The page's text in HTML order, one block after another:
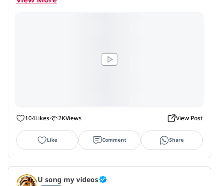
104Likes 2KViews View Post
Like Comment Share
U song my videos